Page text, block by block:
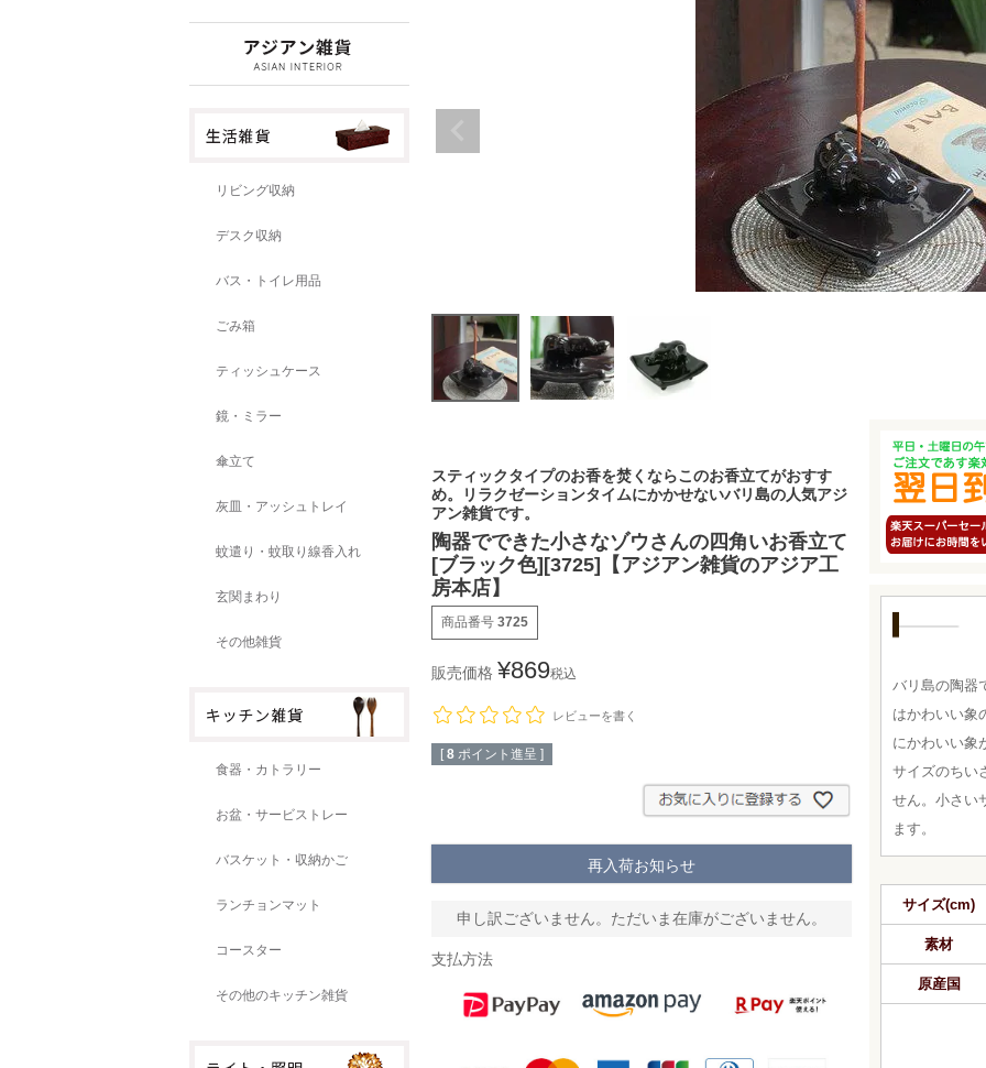
リビング収納
デスク収納
バス・トイレ用品
ごみ箱
ティッシュケース
鏡・ミラー
傘立て
灰皿・アッシュトレイ
蚊遣り・蚊取り線香入れ
玄関まわり
その他雑貨
食器・カトラリー
お盆・サービストレー
バスケット・収納かご
ランチョンマット
コースター
その他のキッチン雑貨
スティックタイプのお香を焚くならこのお香立てがおすす
め。リラクゼーションタイムにかかせないバリ島の人気アジ
アン雑貨です。
陶器でできた小さなゾウさんの四角いお香立て
[ブラック色][3725]【アジアン雑貨のアジア工
房本店】
商品番号 3725
販売価格 ¥869税込
レビューを書く
[ 8 ポイント進呈 ]
再入荷お知らせ
申し訳ございません。ただいま在庫がございません。
支払方法
バリ島の陶器
はかわいい象
にかわいい象
サイズのちい
せん。小さい
ます。
サイズ(cm)
素材
原産国